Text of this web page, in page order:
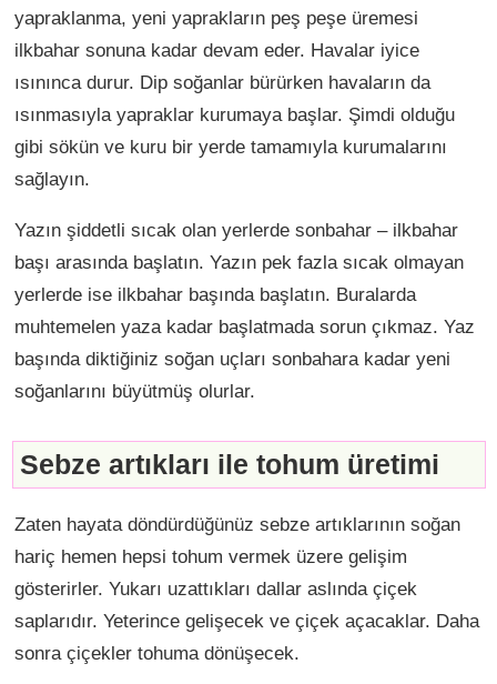
yapraklanma, yeni yaprakların peş peşe üremesi
ilkbahar sonuna kadar devam eder. Havalar iyice
ısınınca durur. Dip soğanlar bürürken havaların da
ısınmasıyla yapraklar kurumaya başlar. Şimdi olduğu
gibi sökün ve kuru bir yerde tamamıyla kurumalarını
sağlayın.
Yazın şiddetli sıcak olan yerlerde sonbahar – ilkbahar
başı arasında başlatın. Yazın pek fazla sıcak olmayan
yerlerde ise ilkbahar başında başlatın. Buralarda
muhtemelen yaza kadar başlatmada sorun çıkmaz. Yaz
başında diktiğiniz soğan uçları sonbahara kadar yeni
soğanlarını büyütmüş olurlar.
Sebze artıkları ile tohum üretimi
Zaten hayata döndürdüğünüz sebze artıklarının soğan
hariç hemen hepsi tohum vermek üzere gelişim
gösterirler. Yukarı uzattıkları dallar aslında çiçek
saplarıdır. Yeterince gelişecek ve çiçek açacaklar. Daha
sonra çiçekler tohuma dönüşecek.